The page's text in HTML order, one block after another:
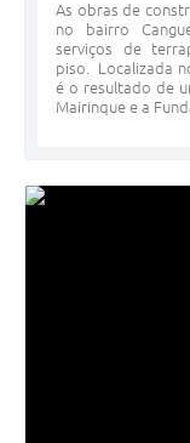
As obras de
no bairro
serviços de
piso. Localizada
é o resultado de
Mairinque e a